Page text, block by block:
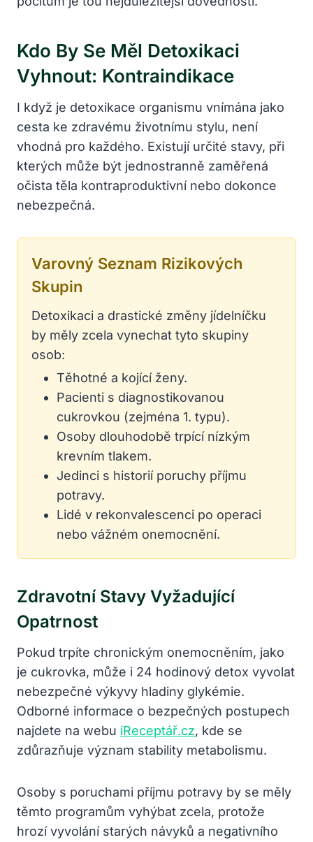
Kdo By Se Měl Detoxikaci
Vyhnout: Kontraindikace
I když je detoxikace organismu vnímána jako
cesta ke zdravému životnímu stylu, není
vhodná pro každého. Existují určité stavy, při
kterých může být jednostranně zaměřená
očista těla kontraproduktivní nebo dokonce
nebezpečná.
Varovný Seznam Rizikových
Skupin
Detoxikaci a drastické změny jídelníčku
by měly zcela vynechat tyto skupiny
osob:
Těhotné a kojící ženy.
Pacienti s diagnostikovanou
cukrovkou (zejména 1. typu).
Osoby dlouhodobě trpící nízkým
krevním tlakem.
Jedinci s historií poruchy příjmu
potravy.
Lidé v rekonvalescenci po operaci
nebo vážném onemocnění.
Zdravotní Stavy Vyžadující
Opatrnost
Pokud trpíte chronickým onemocněním, jako
je cukrovka, může i 24 hodinový detox vyvolat
nebezpečné výkyvy hladiny glykémie.
Odborné informace o bezpečných postupech
najdete na webu iReceptář.cz, kde se
zdůrazňuje význam stability metabolismu.
Osoby s poruchami příjmu potravy by se měly
těmto programům vyhýbat zcela, protože
hrozí vyvolání starých návyků a negativního